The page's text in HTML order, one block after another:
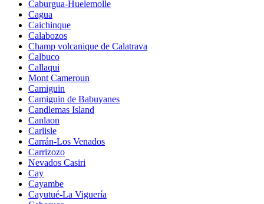
Caburgua-Huelemolle
Cagua
Caichinque
Calabozos
Champ volcanique de Calatrava
Calbuco
Callaqui
Mont Cameroun
Camiguin
Camiguin de Babuyanes
Candlemas Island
Canlaon
Carlisle
Carrán-Los Venados
Carrizozo
Nevados Casiri
Cay
Cayambe
Cayutué-La Viguería